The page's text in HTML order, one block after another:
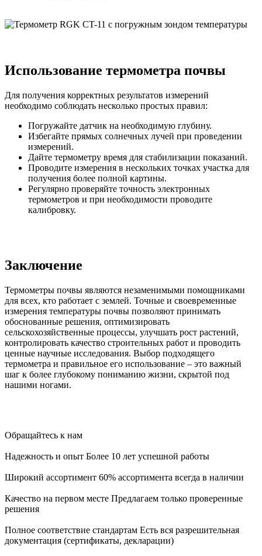
Использование термометра почвы
Для получения корректных результатов измерений
необходимо соблюдать несколько простых правил:
Погружайте датчик на необходимую глубину.
Избегайте прямых солнечных лучей при проведении
измерений.
Дайте термометру время для стабилизации показаний.
Проводите измерения в нескольких точках участка для
получения более полной картины.
Регулярно проверяйте точность электронных
термометров и при необходимости проводите
калибровку.
Заключение
Термометры почвы являются незаменимыми помощниками
для всех, кто работает с землей. Точные и своевременные
измерения температуры почвы позволяют принимать
обоснованные решения, оптимизировать
сельскохозяйственные процессы, улучшать рост растений,
контролировать качество строительных работ и проводить
ценные научные исследования. Выбор подходящего
термометра и правильное его использование – это важный
шаг к более глубокому пониманию жизни, скрытой под
нашими ногами.
Обращайтесь к нам
Надежность и опыт Более 10 лет успешной работы
Широкий ассортимент 60% ассортимента всегда в наличии
Качество на первом месте Предлагаем только проверенные
решения
Полное соответствие стандартам Есть вся разрешительная
документация (сертификаты, декларации)